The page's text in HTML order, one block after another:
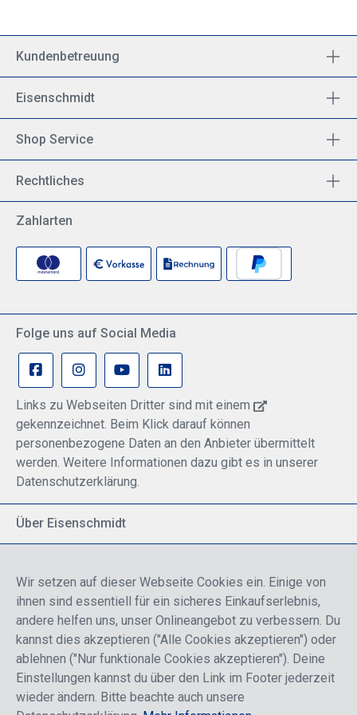
Kundenbetreuung
Eisenschmidt
Shop Service
Rechtliches
Zahlarten
Folge uns auf Social Media
Links zu Webseiten Dritter sind mit einem
gekennzeichnet. Beim Klick darauf können
personenbezogene Daten an den Anbieter übermittelt
werden. Weitere Informationen dazu gibt es in unserer
Datenschutzerklärung.
Über Eisenschmidt
Breite Palette von Luftfahrtprodukten
Fokus auf Pilotenausbildung
Sicher einkaufen
Wir setzen auf dieser Webseite Cookies ein. Einige von
ihnen sind essentiell für ein sicheres Einkaufserlebnis,
andere helfen uns, unser Onlineangebot zu verbessern. Du
kannst dies akzeptieren ("Alle Cookies akzeptieren") oder
ablehnen ("Nur funktionale Cookies akzeptieren"). Deine
Einstellungen kannst du über den Link im Footer jederzeit
wieder ändern. Bitte beachte auch unsere